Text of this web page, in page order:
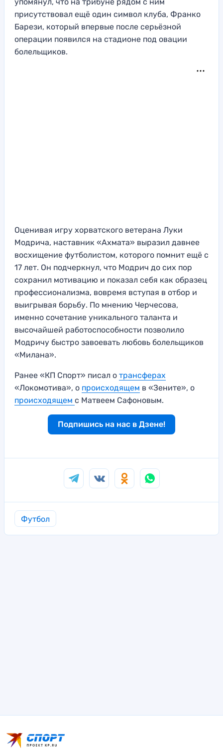
упомянул, что на трибуне рядом с ним
присутствовал ещё один символ клуба, Франко
Барези, который впервые после серьёзной
операции появился на стадионе под овации
болельщиков.
Оценивая игру хорватского ветерана Луки
Модрича, наставник «Ахмата» выразил давнее
восхищение футболистом, которого помнит ещё с
17 лет. Он подчеркнул, что Модрич до сих пор
сохранил мотивацию и показал себя как образец
профессионализма, вовремя вступая в отбор и
выигрывая борьбу. По мнению Черчесова,
именно сочетание уникального таланта и
высочайшей работоспособности позволило
Модричу быстро завоевать любовь болельщиков
«Милана».
Ранее «КП Спорт» писал о трансферах
«Локомотива», о происходящем в «Зените», о
происходящем с Матвеем Сафоновым.
Подпишись на нас в Дзене!
Футбол